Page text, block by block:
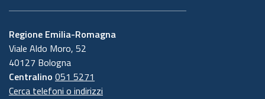
Regione Emilia-Romagna
Viale Aldo Moro, 52
40127 Bologna
Centralino 051 5271
Cerca telefoni o indirizzi